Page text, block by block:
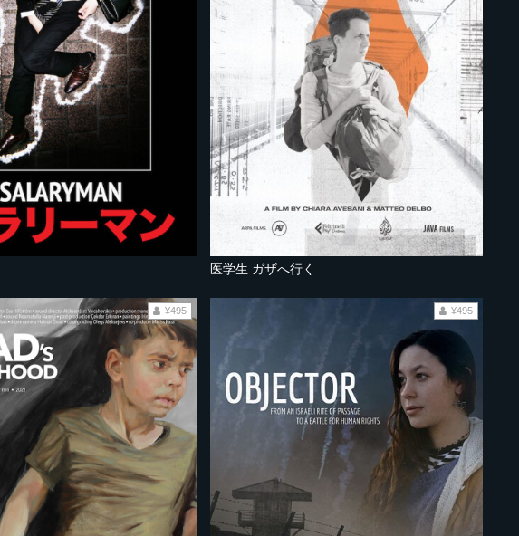
医学生 ガザへ行く
¥495 ¥495